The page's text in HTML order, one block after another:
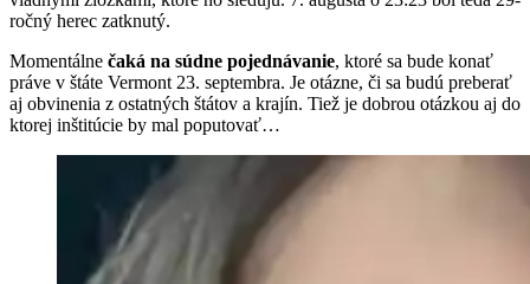
ročný herec zatknutý.
Momentálne čaká na súdne pojednávanie, ktoré sa bude konať
práve v štáte Vermont 23. septembra. Je otázne, či sa budú preberať
aj obvinenia z ostatných štátov a krajín. Tiež je dobrou otázkou aj do
ktorej inštitúcie by mal poputovať…